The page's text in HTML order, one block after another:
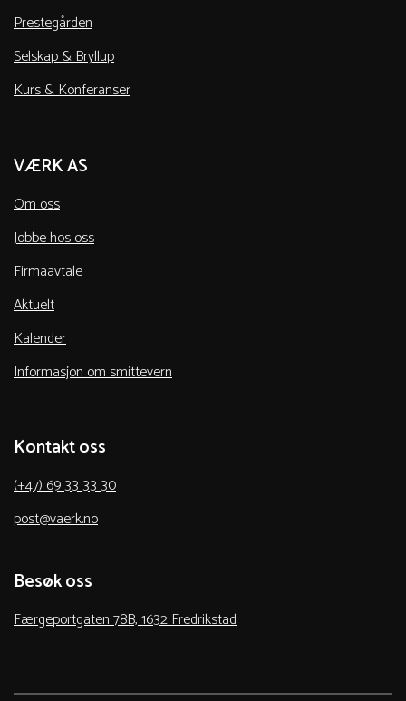
Prestegården
Selskap & Bryllup
Kurs & Konferanser
VÆRK AS
Om oss
Jobbe hos oss
Firmaavtale
Aktuelt
Kalender
Informasjon om smittevern
Kontakt oss
(+47) 69 33 33 30
post@vaerk.no
Besøk oss
Færgeportgaten 78B, 1632 Fredrikstad